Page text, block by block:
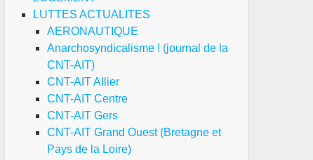
LUTTES ACTUALITES
AERONAUTIQUE
Anarchosyndicalisme ! (journal de la
CNT-AIT)
CNT-AIT Allier
CNT-AIT Centre
CNT-AIT Gers
CNT-AIT Grand Ouest (Bretagne et
Pays de la Loire)